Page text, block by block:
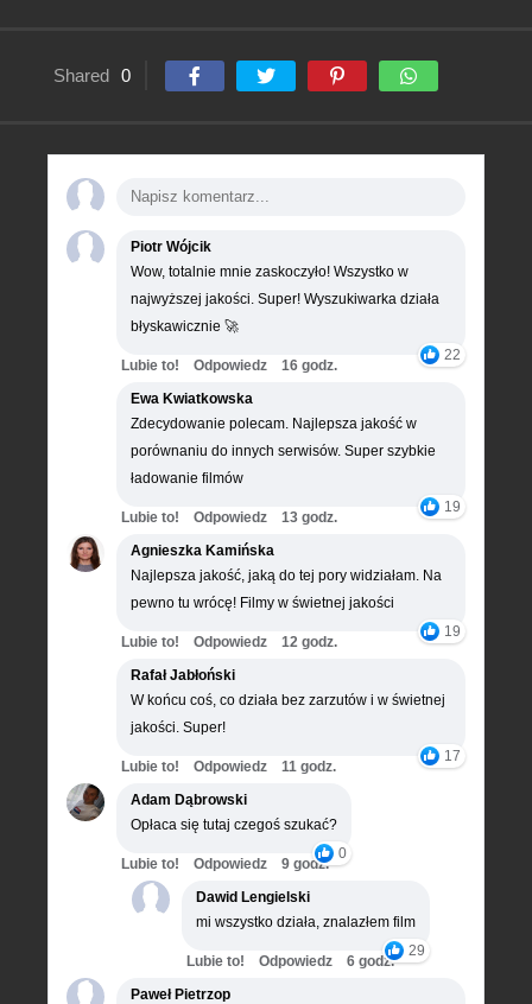
Shared 0
Piotr Wójcik
Wow, totalnie mnie zaskoczyło! Wszystko w
najwyższej jakości. Super! Wyszukiwarka działa
błyskawicznie 🚀
22
Lubie to! Odpowiedz
16 godz.
Ewa Kwiatkowska
Zdecydowanie polecam. Najlepsza jakość w
porównaniu do innych serwisów. Super szybkie
ładowanie filmów
19
Lubie to! Odpowiedz
13 godz.
Agnieszka Kamińska
Najlepsza jakość, jaką do tej pory widziałam. Na
pewno tu wrócę! Filmy w świetnej jakości
19
Lubie to! Odpowiedz
12 godz.
Rafał Jabłoński
W końcu coś, co działa bez zarzutów i w świetnej
jakości. Super!
17
Lubie to! Odpowiedz
11 godz.
Adam Dąbrowski
Opłaca się tutaj czegoś szukać?
0
Lubie to! Odpowiedz
9 godz.
Dawid Lengielski
mi wszystko działa, znalazłem film
29
Lubie to! Odpowiedz
6 godz.
Paweł Pietrzop